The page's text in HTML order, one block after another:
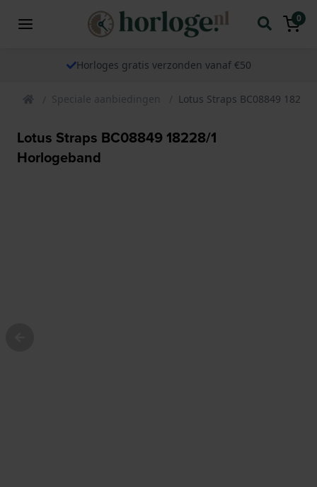
0
Horloges gratis verzonden vanaf €50
Speciale aanbiedingen Lotus Straps BC08849
Lotus Straps BC08849 18228/1
Horlogeband